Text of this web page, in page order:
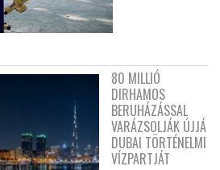
80 MILLIÓ
DIRHAMOS
BERUHÁZÁSSAL
VARÁZSOLJÁK ÚJJÁ
DUBAI TÖRTÉNELMI
VÍZPARTJÁT